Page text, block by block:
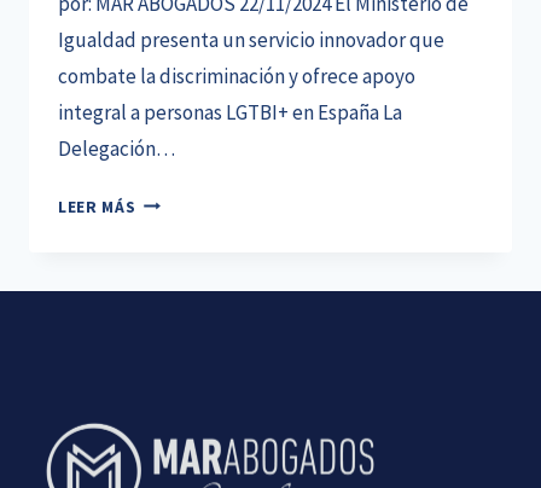
Igualdad presenta un servicio innovador que
combate la discriminación y ofrece apoyo
integral a personas LGTBI+ en España La
Delegación…
LEER MÁS TELÉFONO
ARCOÍRIS:
LA